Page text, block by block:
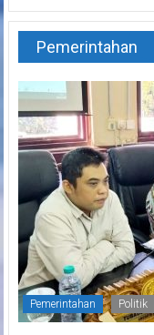
Pemerintahan
Pemerintahan Politik